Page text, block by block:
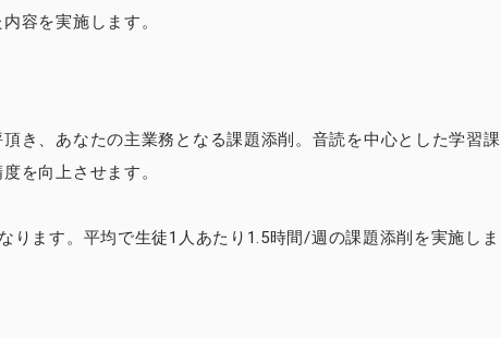
容を実施します。
き、あなたの主業務となる課題添削。音読を中心とした学習課
を向上させます。
ります。平均で生徒1人あたり1.5時間/週の課題添削を実施しま